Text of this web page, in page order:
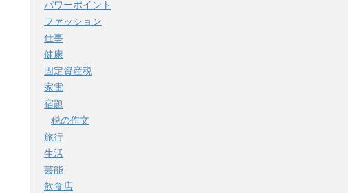
パワーポイント
ファッション
仕事
健康
固定資産税
家電
宿題
税の作文
旅行
生活
芸能
飲食店